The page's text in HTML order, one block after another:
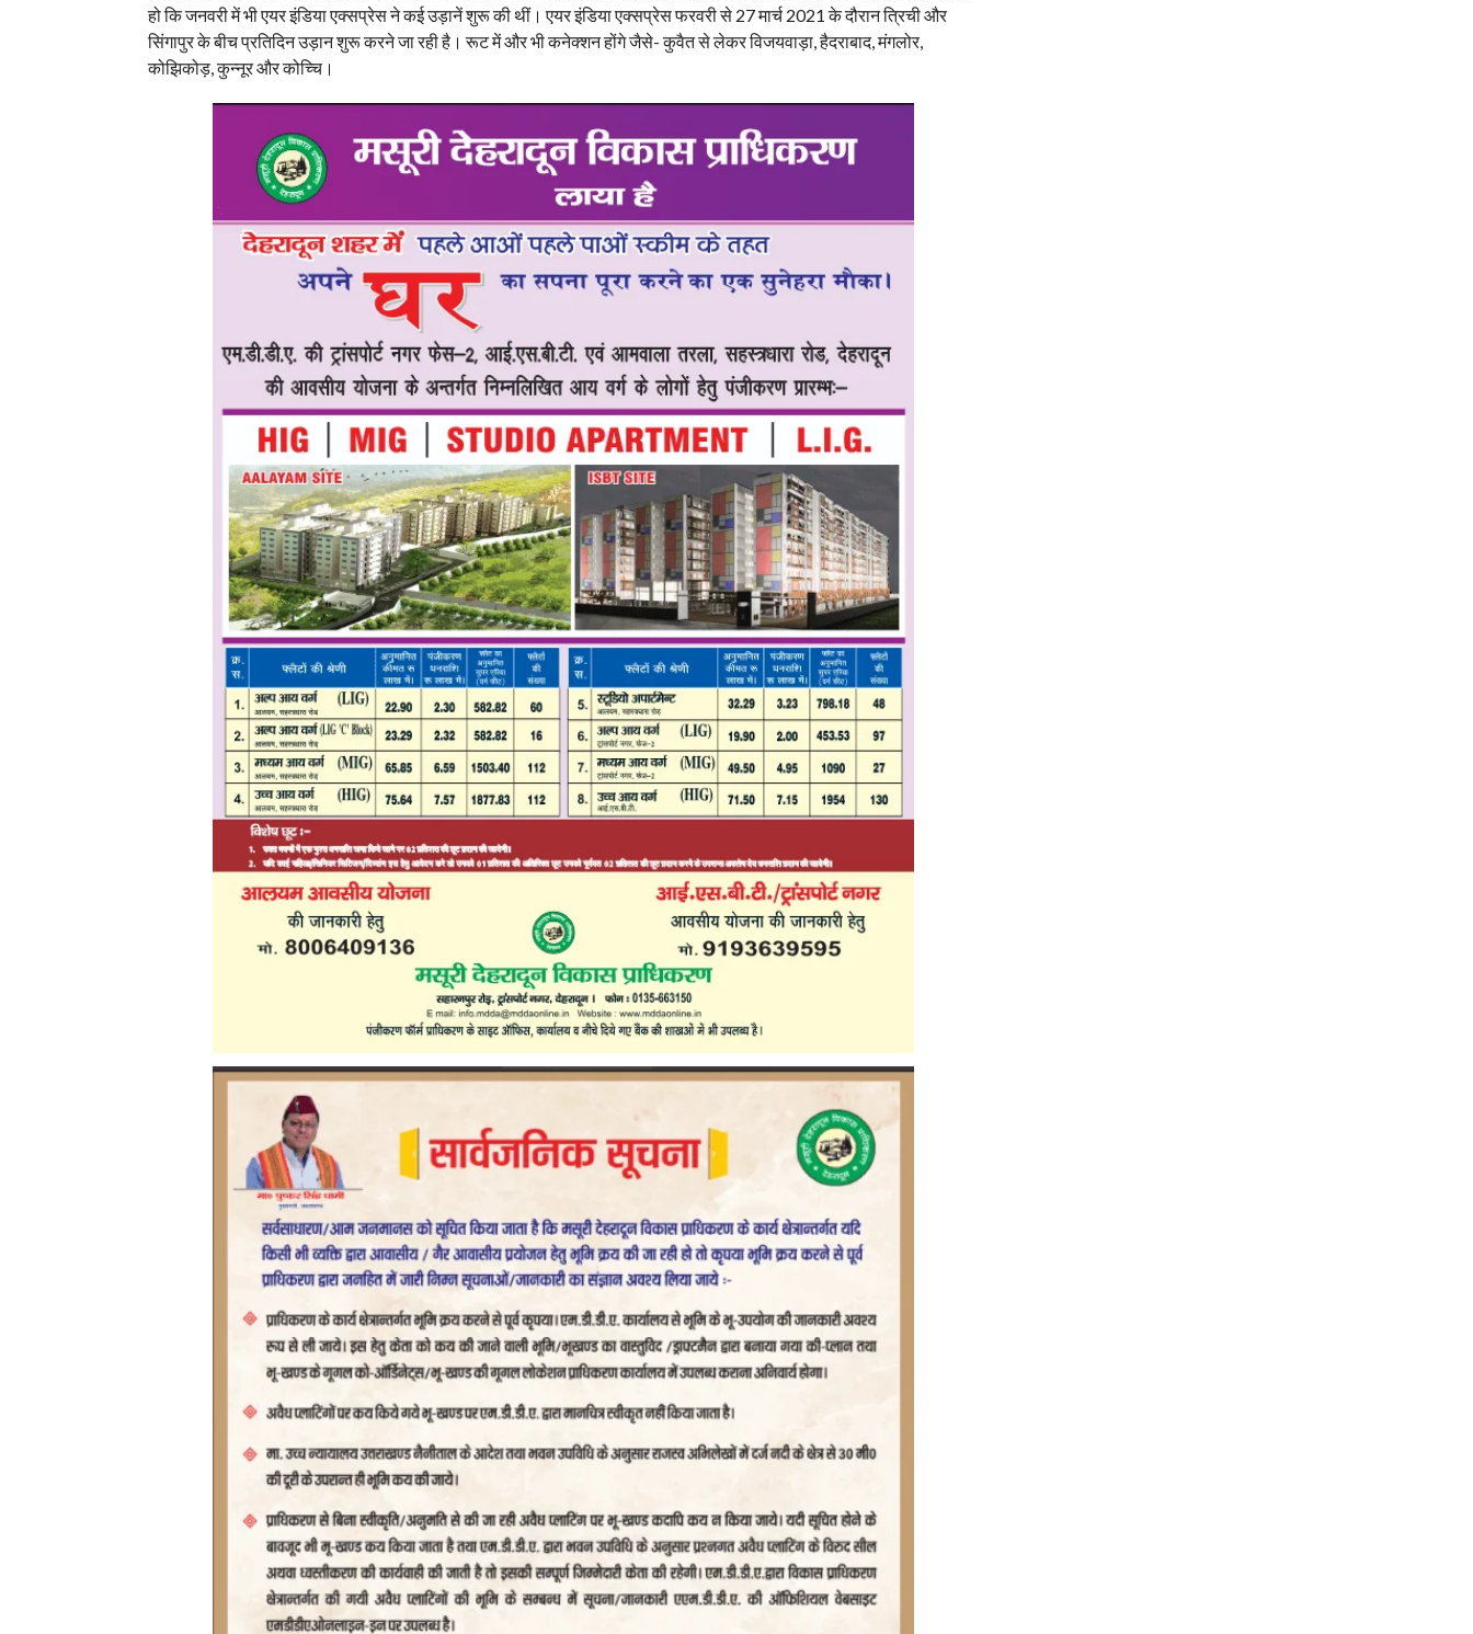
हो कि जनवरी में भी एयर इंडिया एक्सप्रेस ने कई उड़ानें शुरू की थीं। एयर इंडिया एक्सप्रेस फरवरी से 27 मार्च 2021 के दौरान त्रिची और
सिंगापुर के बीच प्रतिदिन उड़ान शुरू करने जा रही है। रूट में और भी कनेक्शन होंगे जैसे- कुवैत से लेकर विजयवाड़ा, हैदराबाद, मंगलोर,
कोझिकोड़, कुन्नूर और कोच्चि।